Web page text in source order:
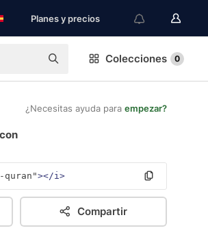
Planes y precios
Colecciones 0
¿Necesitas ayuda para empezar?
></i>
Compartir